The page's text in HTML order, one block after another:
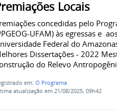
Locais
concedidas pelo
UFAM) às egressas e
Federal do
Dissertações - 2022
do Relevo
em:O Programa
atualização em 21/08/2025, 09h42